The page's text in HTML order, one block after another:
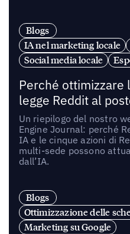
Blogs
IA nel marketing locale
Social media locale
Perché ottimizzare
legge Reddit al
Un riepilogo del nostro
Engine Journal: perché
IA e le cinque azioni di
multi-sede possono
dall’IA.
Blogs
Ottimizzazione delle
Marketing su Google